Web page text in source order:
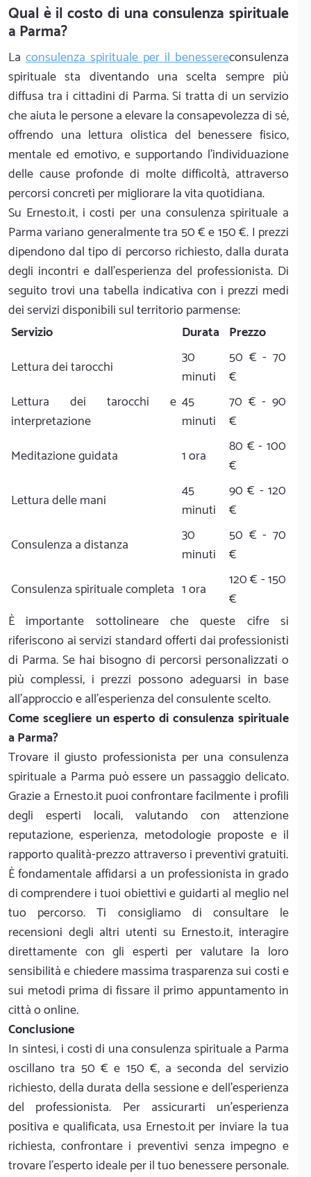
Qual è il costo di una consulenza spirituale
a Parma?
La consulenza spirituale per il benessereconsulenza
spirituale sta diventando una scelta sempre più
diffusa tra i cittadini di Parma. Si tratta di un servizio
che aiuta le persone a elevare la consapevolezza di sé,
offrendo una lettura olistica del benessere fisico,
mentale ed emotivo, e supportando l'individuazione
delle cause profonde di molte difficoltà, attraverso
percorsi concreti per migliorare la vita quotidiana.
Su Ernesto.it, i costi per una consulenza spirituale a
Parma variano generalmente tra 50 € e 150 €. I prezzi
dipendono dal tipo di percorso richiesto, dalla durata
degli incontri e dall'esperienza del professionista. Di
seguito trovi una tabella indicativa con i prezzi medi
dei servizi disponibili sul territorio parmense:
Servizio
Durata Prezzo
Lettura dei tarocchi
30
minuti
50 € - 70
€
Lettura dei tarocchi e
interpretazione
45
minuti
70 € - 90
€
Meditazione guidata
1 ora
80 € - 100
€
Lettura delle mani
45
minuti
90 € - 120
€
Consulenza a distanza
30
minuti
50 € - 70
€
Consulenza spirituale completa 1 ora
120 € - 150
€
È importante sottolineare che queste cifre si
riferiscono ai servizi standard offerti dai professionisti
di Parma. Se hai bisogno di percorsi personalizzati o
più complessi, i prezzi possono adeguarsi in base
all'approccio e all'esperienza del consulente scelto.
Come scegliere un esperto di consulenza spirituale
a Parma?
Trovare il giusto professionista per una consulenza
spirituale a Parma può essere un passaggio delicato.
Grazie a Ernesto.it puoi confrontare facilmente i profili
degli esperti locali, valutando con attenzione
reputazione, esperienza, metodologie proposte e il
rapporto qualità-prezzo attraverso i preventivi gratuiti.
È fondamentale affidarsi a un professionista in grado
di comprendere i tuoi obiettivi e guidarti al meglio nel
tuo percorso. Ti consigliamo di consultare le
recensioni degli altri utenti su Ernesto.it, interagire
direttamente con gli esperti per valutare la loro
sensibilità e chiedere massima trasparenza sui costi e
sui metodi prima di fissare il primo appuntamento in
città o online.
Conclusione
In sintesi, i costi di una consulenza spirituale a Parma
oscillano tra 50 € e 150 €, a seconda del servizio
richiesto, della durata della sessione e dell'esperienza
del professionista. Per assicurarti un'esperienza
positiva e qualificata, usa Ernesto.it per inviare la tua
richiesta, confrontare i preventivi senza impegno e
trovare l'esperto ideale per il tuo benessere personale.